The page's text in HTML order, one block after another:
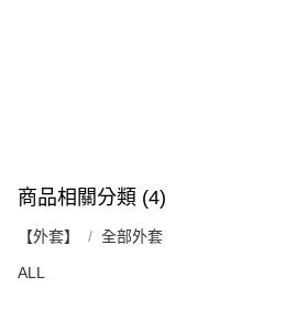
商品相關分類 (4)
【外套】 全部外套
ALL